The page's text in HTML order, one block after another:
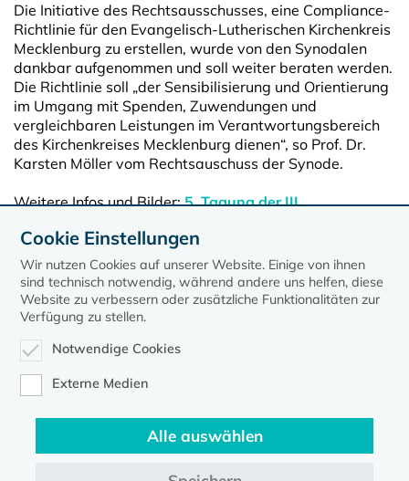
Die Initiative des Rechtsausschusses, eine Compliance-
Richtlinie für den Evangelisch-Lutherischen Kirchenkreis
Mecklenburg zu erstellen, wurde von den Synodalen
dankbar aufgenommen und soll weiter beraten werden.
Die Richtlinie soll „der Sensibilisierung und Orientierung
im Umgang mit Spenden, Zuwendungen und
vergleichbaren Leistungen im Verantwortungsbereich
des Kirchenkreises Mecklenburg dienen“, so Prof. Dr.
Karsten Möller vom Rechtsauschuss der Synode.
Weitere Infos und Bilder:5. Tagung der III.
Quelle: ELKM (cme)
Cookie Einstellungen
Wir nutzen Cookies auf unserer Website. Einige von ihnen
sind technisch notwendig, während andere uns helfen, diese
Website zu verbessern oder zusätzliche Funktionalitäten zur
Verfügung zu stellen.
Notwendige Cookies
Externe Medien
Alle auswählen